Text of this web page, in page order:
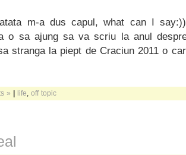
m-a dus capul, what can I
o sa ajung sa va scriu la anul
stranga la piept de Craciun 2011 o
» | life off topic